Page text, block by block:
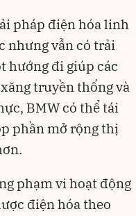
pháp điện hóa linh
nhưng vẫn có trải
hướng đi giúp các
truyền thống và
BMW có thể tái
phần mở rộng thị
phạm vi hoạt động
điện hóa theo